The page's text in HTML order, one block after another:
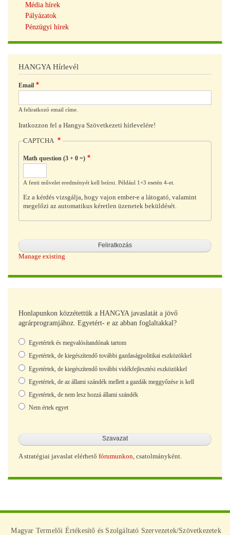
Média hírek
Pályázatok
Pénzügyi hírek
HANGYA Hírlevél
Email
A feliratkozó email címe.
Iratkozzon fel a Hangya Szövetkezeti hírlevelére!
CAPTCHA
Math question (3 + 0 =)
A fenti művelet eredményét kell beírni. Például 1+3 esetén 4-et.
Ez a kérdés vizsgálja, hogy vajon ember-e a látogató, valamint
megelőzi az automatikus kéretlen üzenetek beküldését.
Manage existing
Honlapunkon közzétettük a HANGYA javaslatát a jövő
agrárprogramjához. Egyetért- e az abban foglaltakkal?
Választások
Egyetértek és megvalósítandónak tartom
Egyetértek, de kiegészítendő további gazdaságpolitikai eszközökkel
Egyetértek, de kiegészítendő további vidékfejlesztési eszközökkel
Egyetértek, de az állami szándék mellett a gazdák meggyőzése is kell
Egyetértek, de nem lesz hozzá állami szándék
Nem értek egyet
A stratégiai javaslat elérhető fórumunkon, csatolmányként.
Magyar Termelői Értékesítő és Szolgáltató Szervezetek/Szövetkezetek